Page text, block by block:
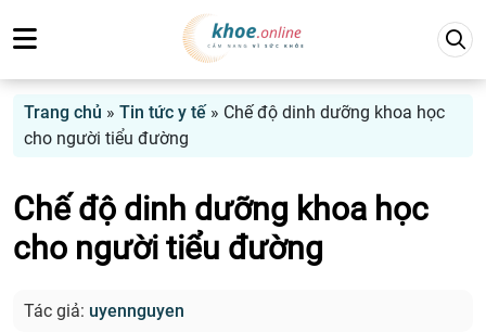
Trang chủ » Tin tức y tế» Chế độ dinh dưỡng khoa học
cho người tiểu đường
Chế độ dinh dưỡng khoa học
cho người tiểu đường
Tác giả: uyennguyen